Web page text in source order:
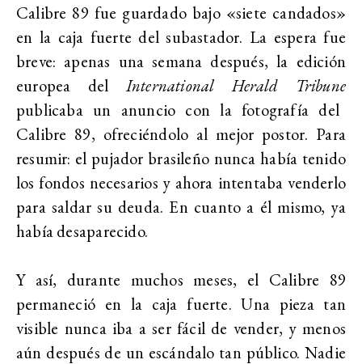
Calibre 89 fue guardado bajo «siete candados»
en la caja fuerte del subastador. La espera fue
breve: apenas una semana después, la edición
europea delInternational Herald Tribune
publicaba un anuncio con la fotografía del
Calibre 89, ofreciéndolo al mejor postor. Para
resumir: el pujador brasileño nunca había tenido
los fondos necesarios y ahora intentaba venderlo
para saldar su deuda. En cuanto a él mismo, ya
había desaparecido.
Y así, durante muchos meses, el Calibre 89
permaneció en la caja fuerte. Una pieza tan
visible nunca iba a ser fácil de vender, y menos
aún después de un escándalo tan público. Nadie